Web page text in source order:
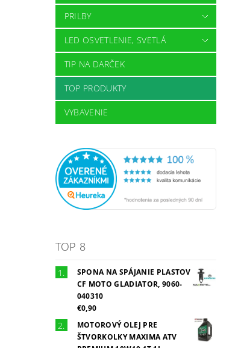
PRILBY
LED OSVETLENIE, SVETLÁ
TIP NA DARČEK
TOP PRODUKTY
VYBAVENIE
TOP 8
SPONA NA SPÁJANIE PLASTOV
CF MOTO GLADIATOR, 9060-
040310
€0,90
MOTOROVÝ OLEJ PRE
ŠTVORKOLKY MAXIMA ATV